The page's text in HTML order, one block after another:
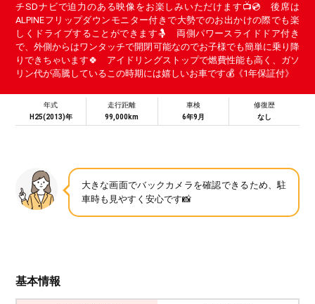
チSDナビで迫力のある映像をお楽しみいただけます📺💿 後席は
ALPINEフリップダウンモニター付きで大勢でのお出かけの際でも楽
しくドライブすることができます🤱 両側パワースライドドア付き
で、外側からはワンタッチで開閉可能なのでお子様でも簡単に乗り降
りできちゃいます🍀 アイドリングストップで燃費性能も高く、ガソ
リン代が高騰しているこの時期には嬉しいお車です💰《1年保証付》
年式
H25(2013)年
走行距離
99,000km
車検
6年9月
修復歴
なし
大きな画面でバックカメラを確認できるため、駐
車時も見やすく安心です📸
基本情報